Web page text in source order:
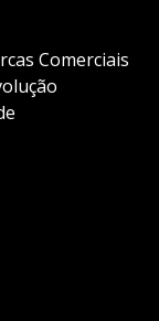
Comerciais